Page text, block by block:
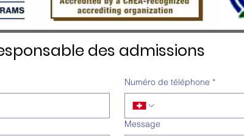
des admissions
Numéro de téléphone *
Message